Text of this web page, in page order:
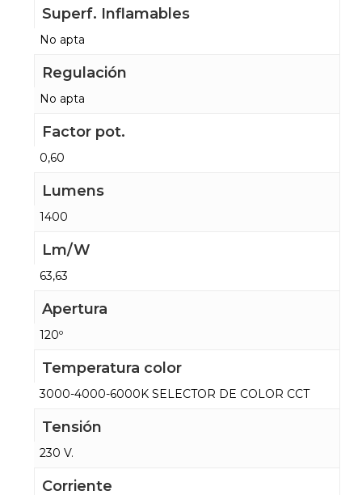
Superf. Inflamables
No apta
Regulación
No apta
Factor pot.
0,60
Lumens
1400
Lm/W
63,63
Apertura
120º
Temperatura color
3000-4000-6000K SELECTOR DE COLOR CCT
Tensión
230 V.
Corriente